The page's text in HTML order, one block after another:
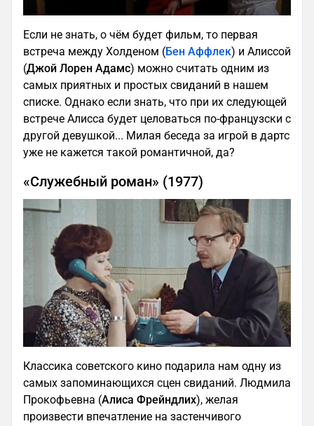
Если не знать, о чём будет фильм, то первая
встреча между Холденом (Бен Аффлек) и Алиссой
(Джой Лорен Адамс) можно считать одним из
самых приятных и простых свиданий в нашем
списке. Однако если знать, что при их следующей
встрече Алисса будет целоваться по-французски с
другой девушкой... Милая беседа за игрой в дартс
уже не кажется такой романтичной, да?
«Служебный роман» (1977)
Классика советского кино подарила нам одну из
самых запоминающихся сцен свиданий. Людмила
Прокофьевна (Алиса Фрейндлих), желая
произвести впечатление на застенчивого